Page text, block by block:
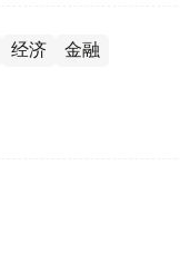
经济 金融